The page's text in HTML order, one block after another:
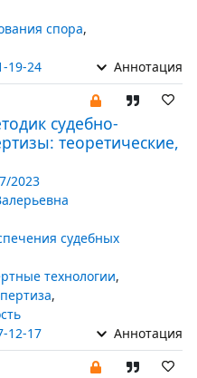
спора,
19-24 Аннотация
судебно-
теоретические,
2023
судебных
технологии,
,
12-17 Аннотация